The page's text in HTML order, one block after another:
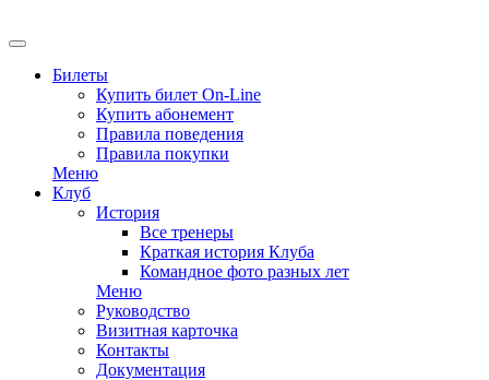
Билеты
Купить билет On-Line
Купить абонемент
Правила поведения
Правила покупки
Меню
Клуб
История
Все тренеры
Краткая история Клуба
Командное фото разных лет
Меню
Руководство
Визитная карточка
Контакты
Документация